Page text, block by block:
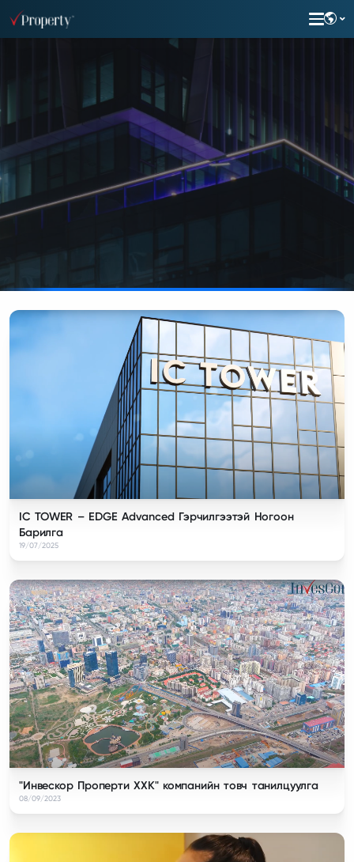
19/07/2025
IC TOWER – EDGE Advanced Гэрчилгээтэй Ногоон
Барилга
08/09/2023
"Инвескор Проперти ХХК" компанийн товч танилцуулга